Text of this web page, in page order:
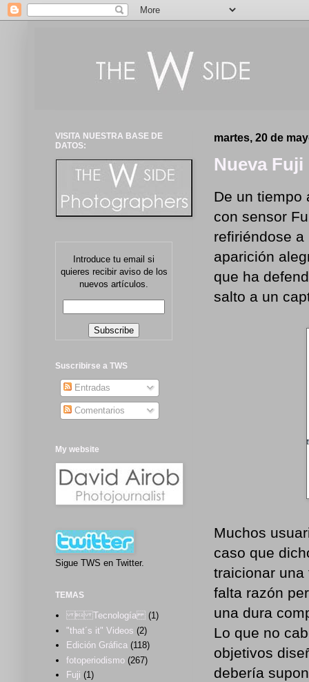
martes, 20 de
Nueva
De un tiempo
con sensor
refiriéndose
aparición
que ha
salto a un
Muchos
caso que
traicionar
falta razón
una dura
Lo que no
objetivos
debería
VISITA NUESTRA BASE DE
DATOS:
Introduce tu email si
quieres recibir aviso de los
nuevos artículos.
Suscribirse a TWS
Entradas
Comentarios
My website
Sigue TWS en Twitter.
TEMAS
 Tecnología (1)
"that´s it" Videos (2)
Edición Gráfica (118)
fotoperiodismo (267)
Fuji (1)